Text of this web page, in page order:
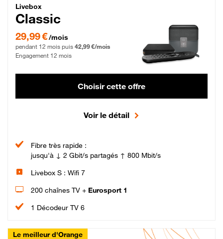
Livebox Classic Fibre
Livebox
Classic
29,99 € par mois pendant 12 mois puis 42,99 € par mois, Engagement 12 mois
29,99 €/mois
pendant 12 mois puis 42,99 €/mois
Engagement 12 mois
Choisir cette offre
Voir le détail
Fibre très rapide :
jusqu'à ↓ 2 Gbit/s partagés ↑ 800 Mbit/s
Livebox S : Wifi 7
200 chaînes TV + Eurosport 1
1 Décodeur TV 6
Le meilleur d'Orange